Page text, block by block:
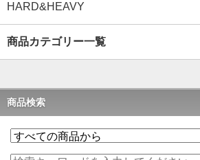
HARD&HEAVY
商品カテゴリー一覧
商品検索